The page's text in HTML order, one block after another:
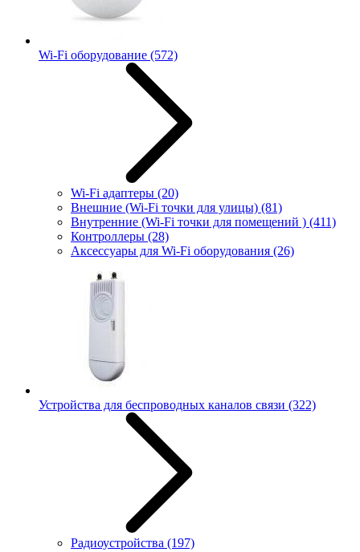
Wi-Fi оборудование (572)
Wi-Fi адаптеры (20)
Внешние (Wi-Fi точки для улицы) (81)
Внутренние (Wi-Fi точки для помещений ) (411)
Контроллеры (28)
Аксессуары для Wi-Fi оборудования (26)
Устройства для беспроводных каналов связи (322)
Радиоустройства (197)